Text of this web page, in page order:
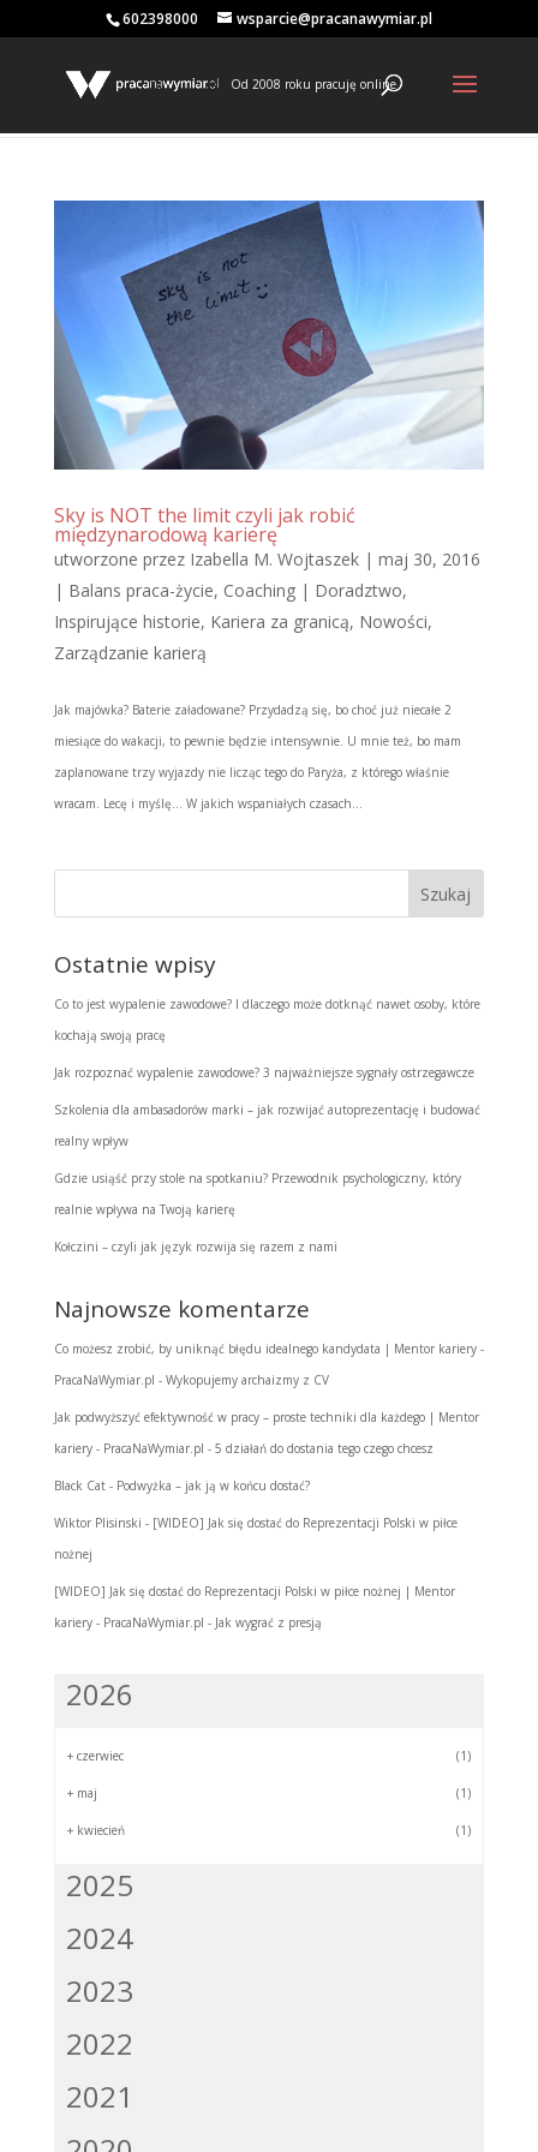
602398000 wsparcie@pracanawymiar.pl
Od 2008 roku pracuję online
Sky is NOT the limit czyli jak robić
międzynarodową karierę
utworzone przez Izabella M. Wojtaszek| maj 30, 2016
| Balans praca-życie, Coaching | Doradztwo,
Inspirujące historie, Kariera za granicą, Nowości,
Zarządzanie karierą
Jak majówka? Baterie załadowane? Przydadzą się, bo choć już niecałe 2
miesiące do wakacji, to pewnie będzie intensywnie. U mnie też, bo mam
zaplanowane trzy wyjazdy nie licząc tego do Paryża, z którego właśnie
wracam. Lecę i myślę… W jakich wspaniałych czasach...
Ostatnie wpisy
Co to jest wypalenie zawodowe? I dlaczego może dotknąć nawet osoby, które
kochają swoją pracę
Jak rozpoznać wypalenie zawodowe? 3 najważniejsze sygnały ostrzegawcze
Szkolenia dla ambasadorów marki – jak rozwijać autoprezentację i budować
realny wpływ
Gdzie usiąść przy stole na spotkaniu? Przewodnik psychologiczny, który
realnie wpływa na Twoją karierę
Kołczini – czyli jak język rozwija się razem z nami
Najnowsze komentarze
Co możesz zrobić, by uniknąć błędu idealnego kandydata | Mentor kariery -
PracaNaWymiar.pl - Wykopujemy archaizmy z CV
Jak podwyższyć efektywność w pracy – proste techniki dla każdego | Mentor
kariery - PracaNaWymiar.pl - 5 działań do dostania tego czego chcesz
Black Cat- Podwyżka – jak ją w końcu dostać?
Wiktor Plisinski - [WIDEO] Jak się dostać do Reprezentacji Polski w piłce
nożnej
[WIDEO] Jak się dostać do Reprezentacji Polski w piłce nożnej | Mentor
kariery - PracaNaWymiar.pl - Jak wygrać z presją
2026
+ czerwiec (1)
+ maj (1)
+ kwiecień (1)
2025
2024
2023
2022
2021